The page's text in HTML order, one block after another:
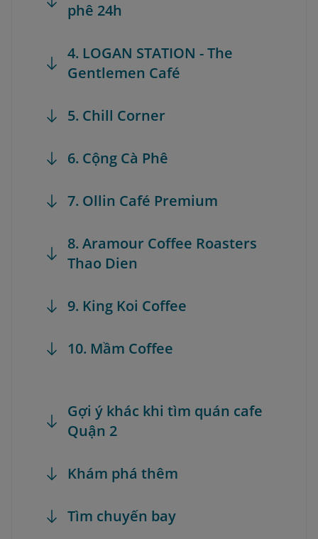
phê 24h
4. LOGAN STATION - The
Gentlemen Café
5. Chill Corner
6. Cộng Cà Phê
7. Ollin Café Premium
8. Aramour Coffee Roasters
Thao Dien
9. King Koi Coffee
10. Mầm Coffee
Gợi ý khác khi tìm quán cafe
Quận 2
Khám phá thêm
Tìm chuyến bay